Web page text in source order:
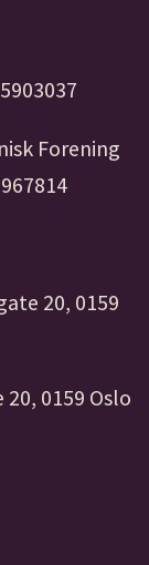
Forening
20, 0159
0159 Oslo